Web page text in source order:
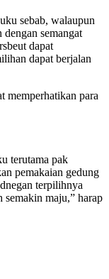
sebab, walaupun
semangat
dapat
dapat berjalan
memperhatikan para
terutama pak
pemakaian gedung
terpilihnya
maju,” harap